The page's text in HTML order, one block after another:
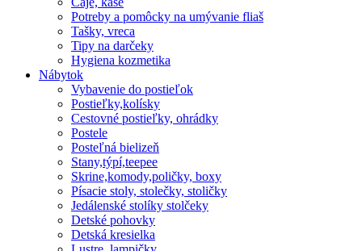
Potreby a pomôcky na umývanie fliaš
Tašky, vreca
Tipy na darčeky
Hygiena kozmetika
Nábytok
Vybavenie do postieľok
Postieľky,kolísky
Cestovné postieľky, ohrádky
Postele
Posteľná bielizeň
Stany,týpí,teepee
Skrine,komody,poličky, boxy
Písacie stoly, stolečky, stoličky
Jedálenské stolíky stolčeky
Detské pohovky
Detská kresielka